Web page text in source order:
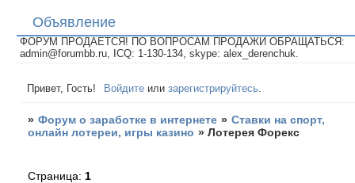
Объявление
ФОРУМ ПРОДАЕТСЯ! ПО ВОПРОСАМ ПРОДАЖИ ОБРАЩАТЬСЯ:
admin@forumbb.ru, ICQ: 1-130-134, skype: alex_derenchuk.
Привет, Гость! Войдите илизарегистрируйтесь
» Форум о заработке в интернете » Ставки на спорт,
онлайн лотереи, игры казино »Лотерея Форекс
Страница: 1